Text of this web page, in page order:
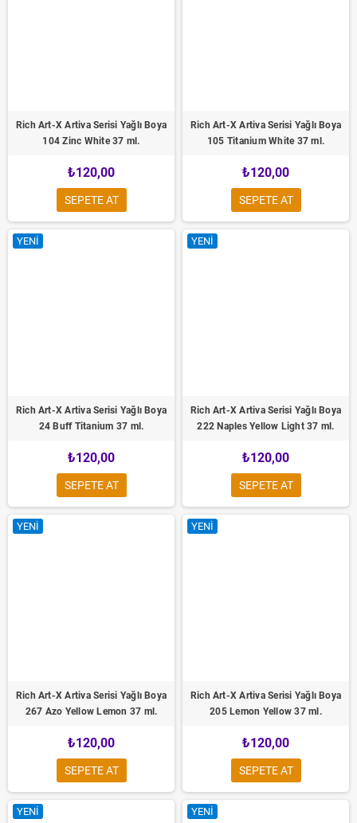
Rich Art-X Artiva Serisi Yağlı Boya
104 Zinc White 37 ml.
₺120,00
SEPETE AT
Rich Art-X Artiva Serisi Yağlı Boya
105 Titanium White 37 ml.
₺120,00
SEPETE AT
YENI
Rich Art-X Artiva Serisi Yağlı Boya
24 Buff Titanium 37 ml.
₺120,00
SEPETE AT
YENI
Rich Art-X Artiva Serisi Yağlı Boya
222 Naples Yellow Light 37 ml.
₺120,00
SEPETE AT
YENI
Rich Art-X Artiva Serisi Yağlı Boya
267 Azo Yellow Lemon 37 ml.
₺120,00
SEPETE AT
YENI
Rich Art-X Artiva Serisi Yağlı Boya
205 Lemon Yellow 37 ml.
₺120,00
SEPETE AT
YENI YENI